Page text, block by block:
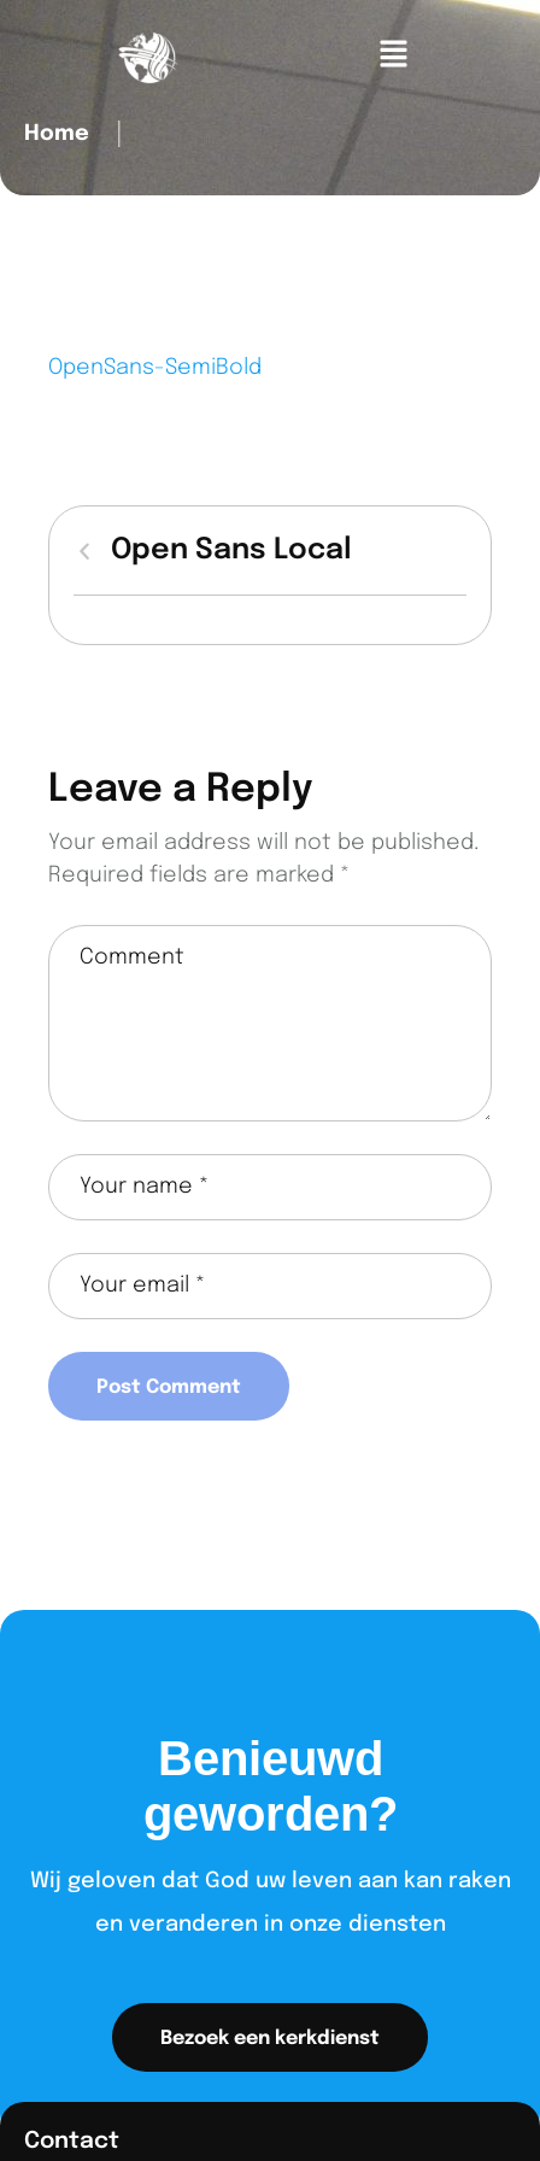
Home
OpenSans-SemiBold
Open Sans Local
Leave a Reply
Your email address will not be published.
Required fields are marked *
Benieuwd
geworden?
Wij geloven dat God uw leven aan kan raken
en veranderen in onze diensten​
Bezoek een kerkdienst
Contact